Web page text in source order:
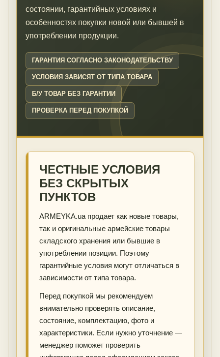
состоянии, гарантийных условиях и
особенностях покупки новой или бывшей в
употреблении продукции.
ГАРАНТИЯ СОГЛАСНО ЗАКОНОДАТЕЛЬСТВУ
УСЛОВИЯ ЗАВИСЯТ ОТ ТИПА ТОВАРА
Б/У ТОВАР БЕЗ ГАРАНТИИ
ПРОВЕРКА ПЕРЕД ПОКУПКОЙ
ЧЕСТНЫЕ УСЛОВИЯ
БЕЗ СКРЫТЫХ
ПУНКТОВ
ARMEYKA.ua продает как новые товары,
так и оригинальные армейские товары
складского хранения или бывшие в
употреблении позиции. Поэтому
гарантийные условия могут отличаться в
зависимости от типа товара.
Перед покупкой мы рекомендуем
внимательно проверять описание,
состояние, комплектацию, фото и
характеристики. Если нужно уточнение —
менеджер поможет проверить